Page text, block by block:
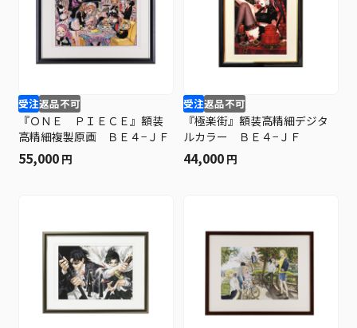
受注返品不可
『ＯＮＥ ＰＩＥＣＥ』額装
高精細複製原画 ＢＥ４−ＪＦ
55,000 円
受注返品不可
『極楽街』額装高精細デジタ
ルカラー ＢＥ４−ＪＦ
44,000 円